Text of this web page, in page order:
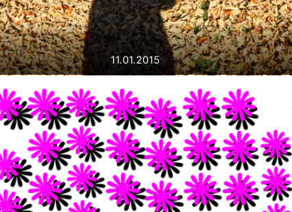
11.01.2015